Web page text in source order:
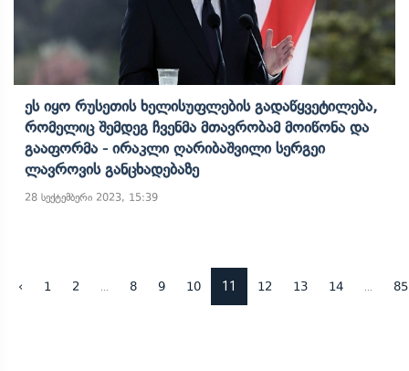
Ეს Იყო Რუსეთის Ხელისუფლების Გადაწყვეტილება,
Რომელიც Შემდეგ Ჩვენმა Მთავრობამ Მოიწონა Და
Გააფორმა - Ირაკლი Ღარიბაშვილი Სერგეი
Ლავროვის Განცხადებაზე
28 სექტემბერი 2023, 15:39
‹ 1 2 8 9 10 11 12 13 14 85